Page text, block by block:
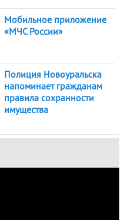
Мобильное приложение
«МЧС России»
Полиция Новоуральска
напоминает гражданам
правила сохранности
имущества